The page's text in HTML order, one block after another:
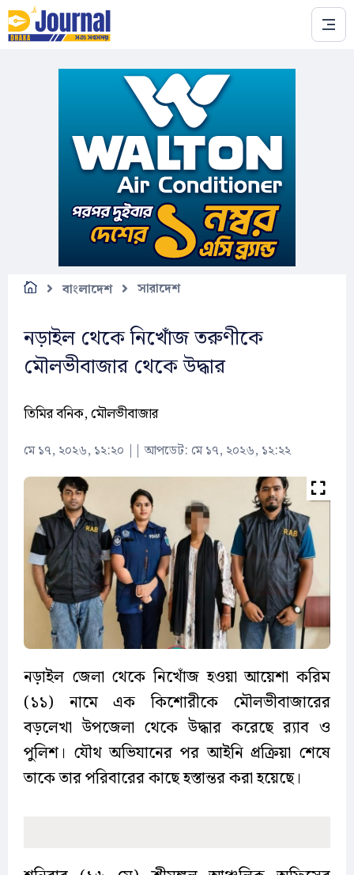
Skip to main content
বাংলাদেশ সারাদেশ
নড়াইল থেকে নিখোঁজ তরুণীকে
মৌলভীবাজার থেকে উদ্ধার
তিমির বনিক, মৌলভীবাজার
মে ১৭, ২০২৬, ১২:২০ ||আপডেট: মে ১৭, ২০২৬, ১২:২২
নড়াইল জেলা থেকে নিখোঁজ হওয়া আয়েশা করিম
(১১) নামে এক কিশোরীকে মৌলভীবাজারের
বড়লেখা উপজেলা থেকে উদ্ধার করেছে র‍্যাব ও
পুলিশ। যৌথ অভিযানের পর আইনি প্রক্রিয়া শেষে
তাকে তার পরিবারের কাছে হস্তান্তর করা হয়েছে।